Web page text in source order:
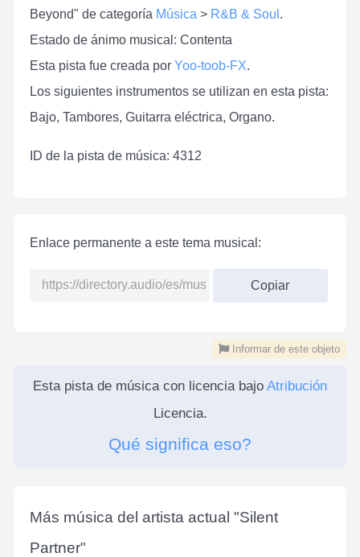
Beyond" de categoría Música > R&B & Soul .
Estado de ánimo musical: Contenta
Esta pista fue creada por Yoo-toob-FX.
Los siguientes instrumentos se utilizan en esta pista:
Bajo, Tambores, Guitarra eléctrica, Organo.
ID de la pista de música: 4312
Enlace permanente a este tema musical:
Copiar
Informar de este objeto
Esta pista de música con licencia bajo Atribución
Licencia.
Qué significa eso?
Más música del artista actual "Silent
Partner"